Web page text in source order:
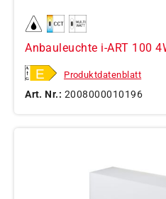
Anbauleuchte i-ART 100
Produktdatenblatt
Art. Nr.: 2008000010196